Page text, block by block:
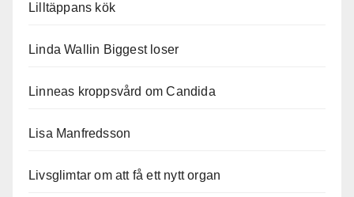
Lilltäppans kök
Linda Wallin Biggest loser
Linneas kroppsvård om Candida
Lisa Manfredsson
Livsglimtar om att få ett nytt organ